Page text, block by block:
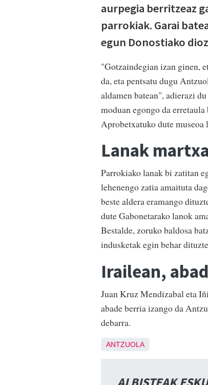
aurpegia berritzeaz
parrokiak. Garai
egun Donostiako
"Gotzaindegian izan ginen,
da, eta pentsatu dugu
aldamen batean", adierazi
moduan egongo da erretaula
Aprobetxatuko dute
Lanak
Parrokiako lanak bi zatitan
lehenengo zatia amaituta
beste aldera eramango
dute Gabonetarako lanok
Bestalde, zoruko baldosa
indusketak egin behar
Irailean,
Juan Kruz Mendizabal eta
abade berria izango da
debarra.
ANTZUOLA